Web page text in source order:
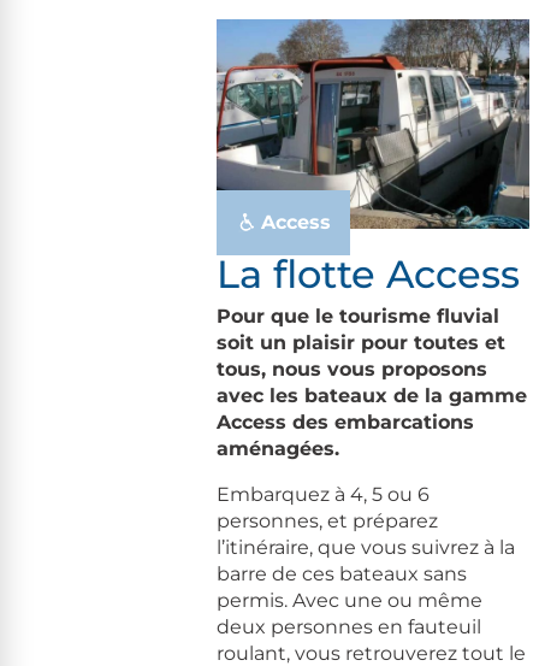
Access
La flotte Access
Pour que le tourisme fluvial
soit un plaisir pour toutes et
tous, nous vous proposons
avec les bateaux de la gamme
Access des embarcations
aménagées.
Embarquez à 4, 5 ou 6
personnes, et préparez
l’itinéraire, que vous suivrez à la
barre de ces bateaux sans
permis. Avec une ou même
deux personnes en fauteuil
roulant, vous retrouverez tout le